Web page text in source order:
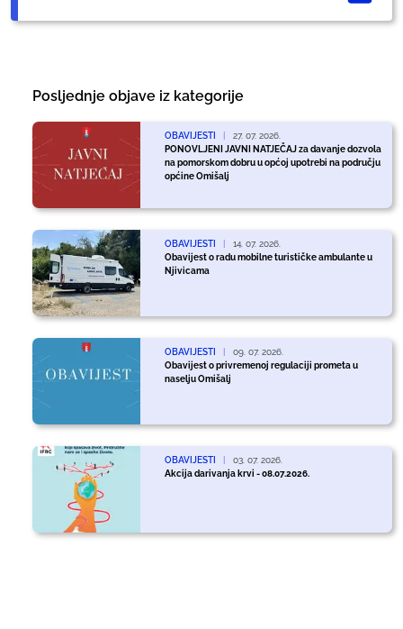
Posljednje objave iz kategorije
OBAVIJESTI |
27. 07. 2026.
PONOVLJENI JAVNI NATJEČAJ za davanje dozvola
na pomorskom dobru u općoj upotrebi na području
općine Omišalj
OBAVIJESTI |
14. 07. 2026.
Obavijest o radu mobilne turističke ambulante u
Njivicama
OBAVIJESTI |
09. 07. 2026.
Obavijest o privremenoj regulaciji prometa u
naselju Omišalj
OBAVIJESTI |
03. 07. 2026.
Akcija darivanja krvi - 08.07.2026.